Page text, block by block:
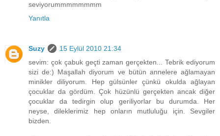
seviyorummmmmmmm
Yanıtla
Suzy
15 Eylül 2010 21:34
sevim: çok çabuk geçti zaman gerçekten... Tebrik ediyorum
sizi de:) Maşallah diyorum ve bütün annelere ağlamayan
minikler diliyorum. Hep gülsünler çünkü okulda ağlayan
çocuklar da gördüm. Çok hüzünlü gerçekten ancak diğer
çocuklar da tedirgin olup geriliyorlar bu durumda. Her
neyse, dileklerimiz hep onların mutluluğu için. Sevgiler
bizden.